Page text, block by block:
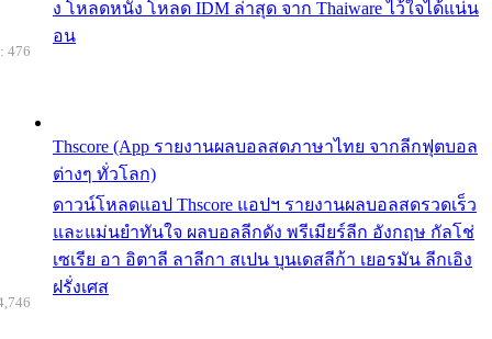
ง โหลดหนัง โหลด IDM ล่าสุด จาก Thaiware ไว้ใจได้แน่น
อน
Thscore (App รายงานผลบอลสดภาษาไทย จากลีกฟุตบอล
ต่างๆ ทั่วโลก)
ดาวน์โหลดแอป Thscore แอปฯ รายงานผลบอลสดรวดเร็ว
และแม่นยำทันใจ ผลบอลลีกดัง พรีเมียร์ลีก อังกฤษ กัลโช่
เซเรีย อา อิตาลี ลาลีกา สเปน บุนเดสลีก้า เยอรมัน ลีกเอิง
ฝรั่งเศส
476